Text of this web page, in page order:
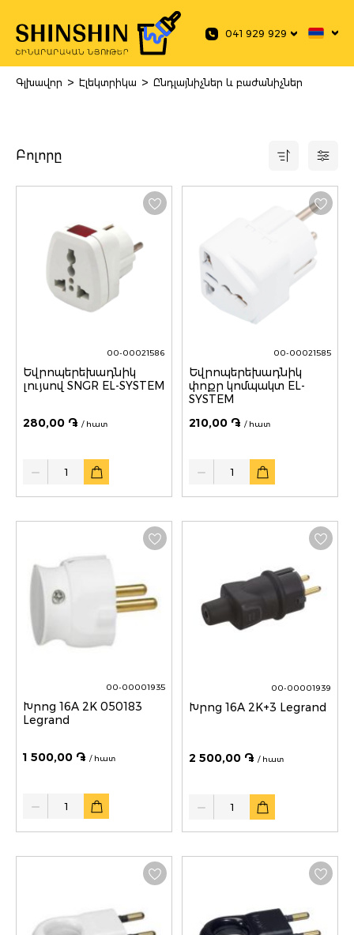
041 929 929
Գլխավոր > Էլեկտրիկա > Ընդլայնիչներ և բաժանիչներ
Բոլորը
00-00021586
Եվրոպերեխադնիկ
լույսով SNGR EL-SYSTEM
280,00 ֏ / հատ
Quantity
00-00021585
Եվրոպերեխադնիկ
փոքր կոմպակտ EL-
SYSTEM
210,00 ֏ / հատ
Quantity
00-00001935
Խրոց 16A 2K 050183
Legrand
1 500,00 ֏ / հատ
Quantity
00-00001939
Խրոց 16A 2K+3 Legrand
2 500,00 ֏ / հատ
Quantity